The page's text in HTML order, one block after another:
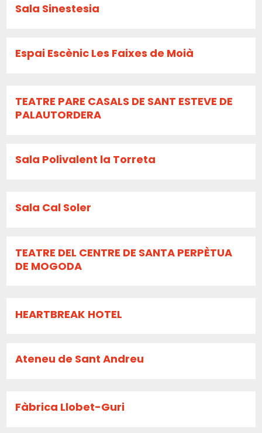
Sala Sinestesia
Espai Escènic Les Faixes de Moià
TEATRE PARE CASALS DE SANT ESTEVE DE
PALAUTORDERA
Sala Polivalent la Torreta
Sala Cal Soler
TEATRE DEL CENTRE DE SANTA PERPÈTUA
DE MOGODA
HEARTBREAK HOTEL
Ateneu de Sant Andreu
Fàbrica Llobet-Guri